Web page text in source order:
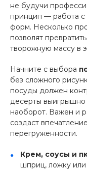
не будучи
принцип — работа с
форм. Несколько
позволят
творожную массу в
Начните с выбора
без сложного
посуды должен
десерты выигрышно
наоборот. Важен и
создаст
перегруженности.
Крем, соусы и
шприц, ложку